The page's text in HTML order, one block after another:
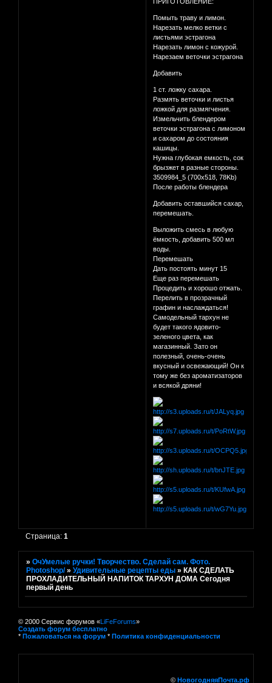
Помыть траву и лимон.
Нарезать мелко ветки с
листьями эстрагона
Нарезать лимон с кожурой.
Нарезаем веточки эстрагона
Добавить
1 ст. ложку сахара.
Размять веточки и листья
ложкой для размягчения.
Измельчить блендером
веточки эстрагона с лимоном
и сахаром до состояния
кашицы.
Нужна глубокая емкость, сок
брызжет в разные стороны.
3509984_5 (700x518, 78Kb)
После работы блендера
Добавить оставшийся сахар,
перемешать.
Выложить смесь в любую
ёмкость, добавить 500 мл
воды.
Перемешать
Дать постоять минут 15
Еще раз перемешать
Процедить и хорошо отжать.
Перелить в прозрачный
графин и наслаждаться!
Самодельный тархун не
будет такого ядовито-
зеленого цвета, как
магазинный. Зато он
полезный, очень-очень
вкусный и освежающий! Он к
тому же без ароматизаторов
и всякой дряни!
Страница:1
»ОчУмелые ручки! Творчество. Сделай сам. Фото.
Photoshop/ »Удивительные рецепты еды »КАК СДЕЛАТЬ
ПРОХЛАДИТЕЛЬНЫЙ НАПИТОК ТАРХУН ДОМА Сегодня
первый день
© 2000 Сервис форумов «LiFeForums»
Создать форум бесплатно
* Пожаловаться на форум * Политика конфиденциальности
© НовогодняяПочта.рф